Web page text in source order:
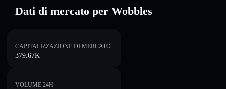
Dati di mercato per Wobbles
CAPITALIZZAZIONE DI MERCATO
379.67K
VOLUME 24H